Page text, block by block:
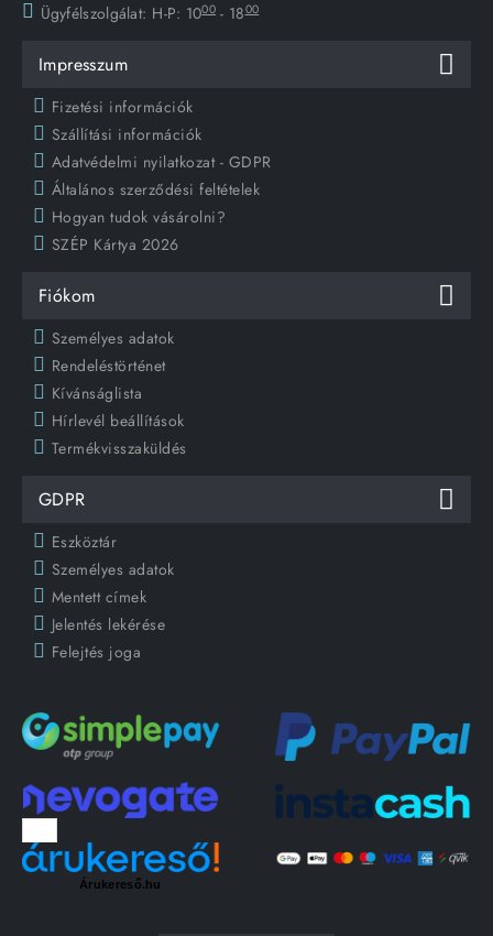
Ügyfélszolgálat: H-P: 1000 - 1800
Impresszum
Fizetési információk
Szállítási információk
Adatvédelmi nyilatkozat - GDPR
Általános szerződési feltételek
Hogyan tudok vásárolni?
SZÉP Kártya 2026
Fiókom
Személyes adatok
Rendeléstörténet
Kívánságlista
Hírlevél beállítások
Termékvisszaküldés
GDPR
Eszköztár
Személyes adatok
Mentett címek
Jelentés lekérése
Felejtés joga
Árukereső.hu